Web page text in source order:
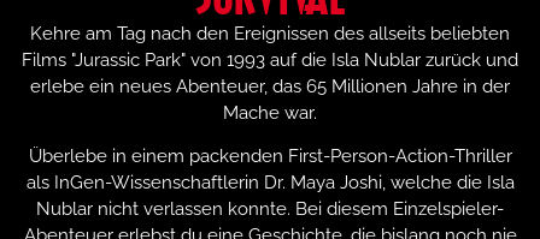
Kehre am Tag nach den Ereignissen des allseits beliebten
Films "Jurassic Park" von 1993 auf die Isla Nublar zurück und
erlebe ein neues Abenteuer, das 65 Millionen Jahre in der
Mache war.
Überlebe in einem packenden First-Person-Action-Thriller
als InGen-Wissenschaftlerin Dr. Maya Joshi, welche die Isla
Nublar nicht verlassen konnte. Bei diesem Einzelspieler-